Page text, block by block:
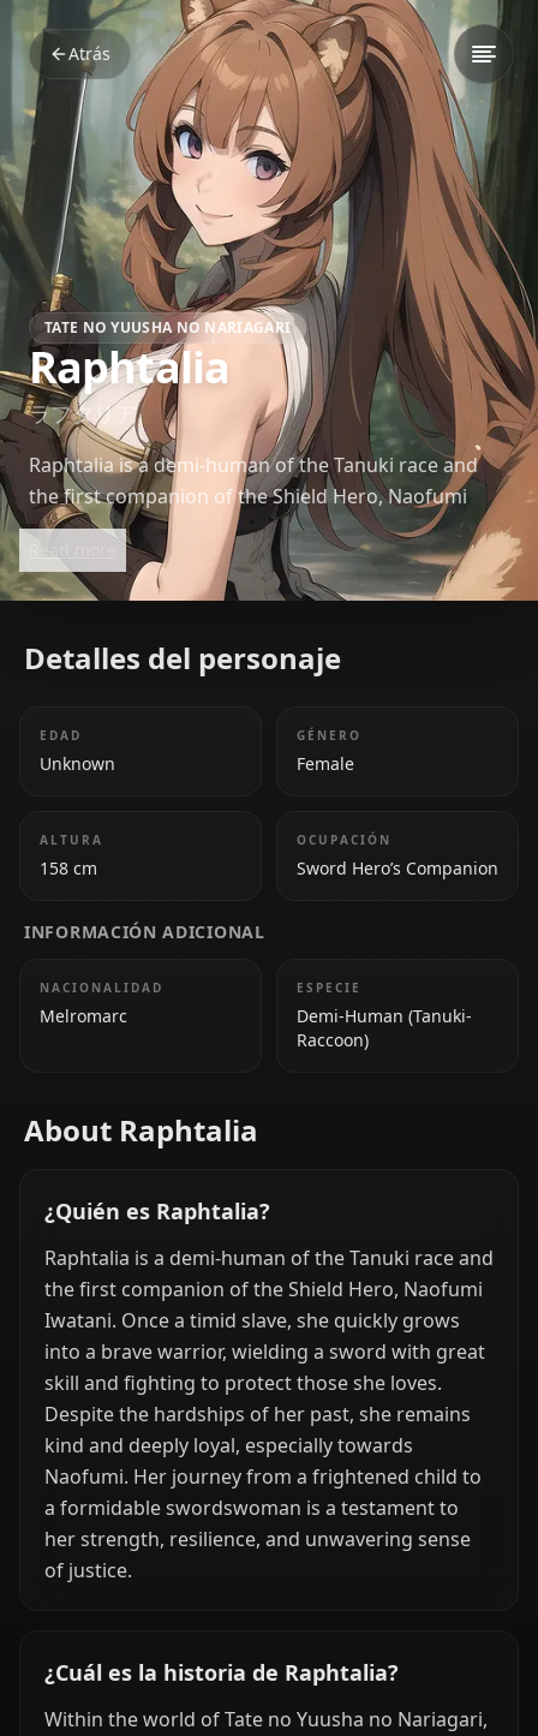
Atrás
TATE NO YUUSHA NO NARIAGARI
Raphtalia
ラフタリア
Raphtalia is a demi-human of the Tanuki race and
the first companion of the Shield Hero, Naofumi
Iwatani. Once a timid slave, she quickly grows into a
brave warrior, wielding a sword with great skill and
fighting to protect those she loves. Despite the
loyal, especially towards Naofumi. Her journey from
a frightened child to a formidable swordswoman is
unwavering sense of justice.
Detalles del personaje
EDAD
Unknown
GÉNERO
Female
ALTURA
158 cm
OCUPACIÓN
Sword Hero’s Companion
INFORMACIÓN ADICIONAL
NACIONALIDAD
Melromarc
ESPECIE
Demi-Human (Tanuki-
Raccoon)
About Raphtalia
¿Quién es Raphtalia?
Raphtalia is a demi-human of the Tanuki race and
the first companion of the Shield Hero, Naofumi
Iwatani. Once a timid slave, she quickly grows
into a brave warrior, wielding a sword with great
skill and fighting to protect those she loves.
Despite the hardships of her past, she remains
kind and deeply loyal, especially towards
Naofumi. Her journey from a frightened child to
a formidable swordswoman is a testament to
her strength, resilience, and unwavering sense
of justice.
¿Cuál es la historia de Raphtalia?
Within the world of Tate no Yuusha no Nariagari,